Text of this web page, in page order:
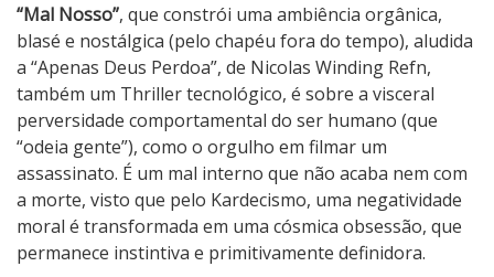
“Mal Nosso”, que constrói uma ambiência orgânica,
blasé e nostálgica (pelo chapéu fora do tempo), aludida
a “Apenas Deus Perdoa”, de Nicolas Winding Refn,
também um Thriller tecnológico, é sobre a visceral
perversidade comportamental do ser humano (que
“odeia gente”), como o orgulho em filmar um
assassinato. É um mal interno que não acaba nem com
a morte, visto que pelo Kardecismo, uma negatividade
moral é transformada em uma cósmica obsessão, que
permanece instintiva e primitivamente definidora.